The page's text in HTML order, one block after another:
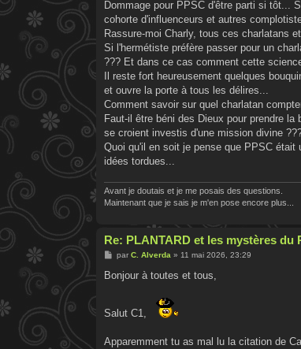
a
g
Dommage pour PPSC d'être parti si tôt...
cohorte d'influenceurs et autres
Rassure-moi Charly, tous ces charlatans
Si l'hermétiste préfère passer pour un
??? Et dans ce cas comment cette
Il reste fort heureusement quelques
et ouvre la porte à tous les délires...
Comment savoir sur quel charlatan
Faut-il être béni des Dieux pour prendre
se croient investis d'une mission divine
Quoi qu'il en soit je pense que PPSC était
idées tordues...
Avant je doutais et je me posais des questions.
Maintenant que je sais je m'en pose encore plus...
Re: PLANTARD et les mystères du
M
s
e
par C. Alverda » 11 mai 2026, 23:29
Bonjour à toutes et tous,
Salut C1,
Apparemment tu as mal lu la citation de